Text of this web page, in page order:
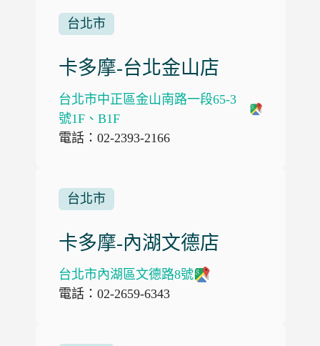
台北市
卡多摩-台北金山店
台北市中正區金山南路一段65-3
號1F、B1F
電話：02-2393-2166
台北市
卡多摩-內湖文德店
台北市內湖區文德路8號
電話：02-2659-6343